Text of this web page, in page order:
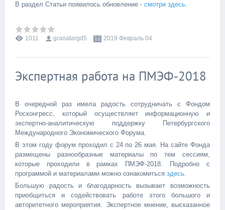
В раздел Статьи появилось обновление - смотри здесь.
1011 granatargd5 2019 Февраль 04
Экспертная работа на ПМЭФ-2018
В очередной раз имела радость сотрудничать с Фондом
Росконгресс, который осуществляет информационную и
экспертно-аналитическую поддержку Петербургского
Международного Экономического Форума.
В этом году форум проходил с 24 по 26 мая. На сайте Фонда
размещены разнообразные материалы по тем сессиям,
которые проходили в рамках ПМЭФ-2018. Подробно с
программой и материалами можно ознакомиться здесь.
Большую радость и благодарность вызывает возможность
приобщиться и содействовать работе этого большого и
авторитетного мероприятия. Экспертное мнение, высказанное